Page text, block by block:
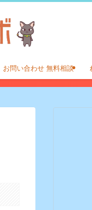
お問い合わせ 無料相談